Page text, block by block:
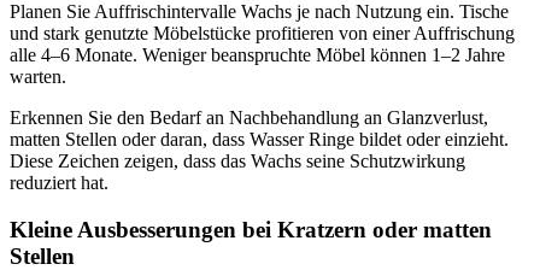
Planen Sie Auffrischintervalle Wachs je nach Nutzung ein. Tische
und stark genutzte Möbelstücke profitieren von einer Auffrischung
alle 4–6 Monate. Weniger beanspruchte Möbel können 1–2 Jahre
warten.
Erkennen Sie den Bedarf an Nachbehandlung an Glanzverlust,
matten Stellen oder daran, dass Wasser Ringe bildet oder einzieht.
Diese Zeichen zeigen, dass das Wachs seine Schutzwirkung
reduziert hat.
Kleine Ausbesserungen bei Kratzern oder matten
Stellen